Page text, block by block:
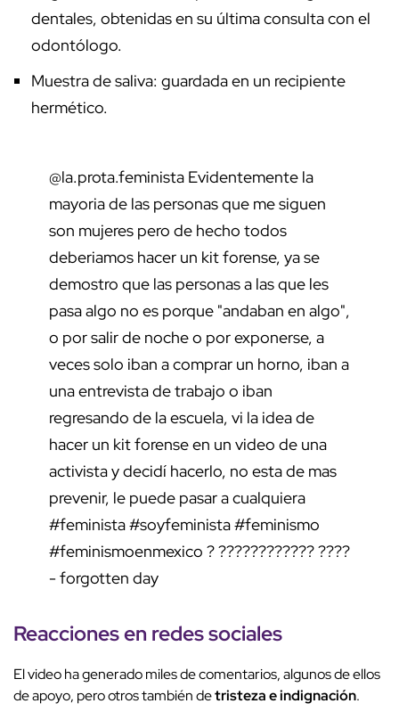
dentales, obtenidas en su última consulta con el
odontólogo.
Muestra de saliva: guardada en un recipiente
hermético.
@la.prota.feminista Evidentemente la
mayoria de las personas que me siguen
son mujeres pero de hecho todos
deberiamos hacer un kit forense, ya se
demostro que las personas a las que les
pasa algo no es porque "andaban en algo",
o por salir de noche o por exponerse, a
veces solo iban a comprar un horno, iban a
una entrevista de trabajo o iban
regresando de la escuela, vi la idea de
hacer un kit forense en un video de una
activista y decidí hacerlo, no esta de mas
prevenir, le puede pasar a cualquiera
#feminista#soyfeminista#feminismo
#feminismoenmexico ? ???????????? ????
- forgotten day
Reacciones en redes sociales
El video ha generado miles de comentarios, algunos de ellos
de apoyo, pero otros también detristeza e indignación.